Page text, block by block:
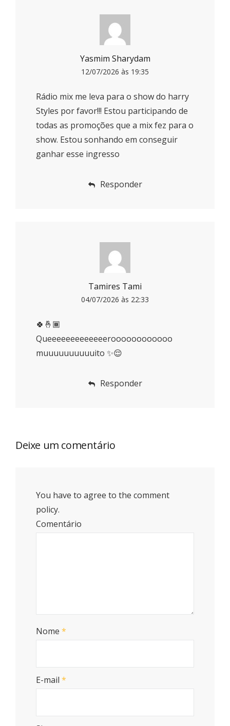
Yasmim Sharydam
12/07/2026 às 19:35
Rádio mix me leva para o show do harry
Styles por favor!!! Estou participando de
todas as promoções que a mix fez para o
show. Estou sonhando em conseguir
ganhar esse ingresso
Responder
Tamires Tami
04/07/2026 às 22:33
🍀🤞🏾
Queeeeeeeeeeeeeroooooooooooo
muuuuuuuuuuito ✨😌
Responder
Deixe um comentário
You have to agree to the comment
policy.
Comentário
Nome *
E-mail *